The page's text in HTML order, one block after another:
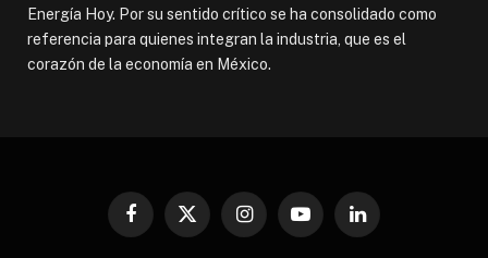
Energía Hoy. Por su sentido crítico se ha consolidado como
referencia para quienes integran la industria, que es el
corazón de la economía en México.
Facebook
X
InstagramYouTubeLinkedIn